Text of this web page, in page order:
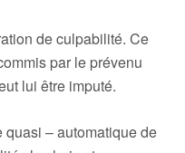
de culpabilité. Ce
par le prévenu
lui être imputé.
quasi – automatique de